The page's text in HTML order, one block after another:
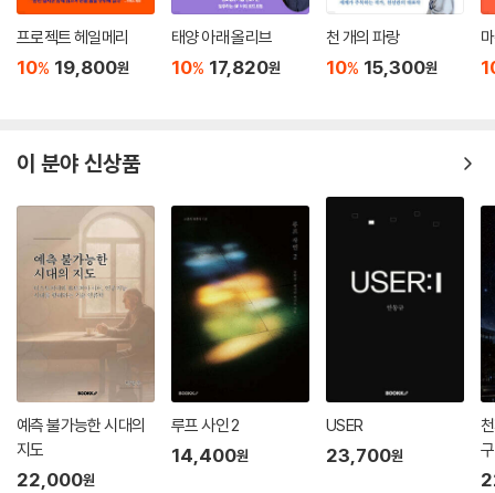
프로젝트 헤일메리
10% 19,800원
태양 아래 올리브
10% 17,820원
천 개의 파랑
10% 15,300원
이 분야 신상품
예측 불가능한 시대의
지도
22,000원
루프 사인 2
14,400원
USER
23,700원